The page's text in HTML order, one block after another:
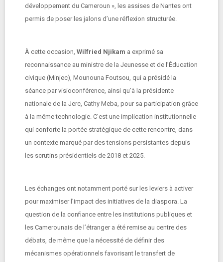
développement du Cameroun », les assises de Nantes ont
permis de poser les jalons d’une réflexion structurée.
À cette occasion, Wilfried Njikam a exprimé sa
reconnaissance au ministre de la Jeunesse et de l’Éducation
civique (Minjec), Mounouna Foutsou, qui a présidé la
séance par visioconférence, ainsi qu’à la présidente
nationale de la Jerc, Cathy Meba, pour sa participation grâce
à la même technologie. C’est une implication institutionnelle
qui conforte la portée stratégique de cette rencontre, dans
un contexte marqué par des tensions persistantes depuis
les scrutins présidentiels de 2018 et 2025.
Les échanges ont notamment porté sur les leviers à activer
pour maximiser l’impact des initiatives de la diaspora. La
question de la confiance entre les institutions publiques et
les Camerounais de l’étranger a été remise au centre des
débats, de même que la nécessité de définir des
mécanismes opérationnels favorisant le transfert de